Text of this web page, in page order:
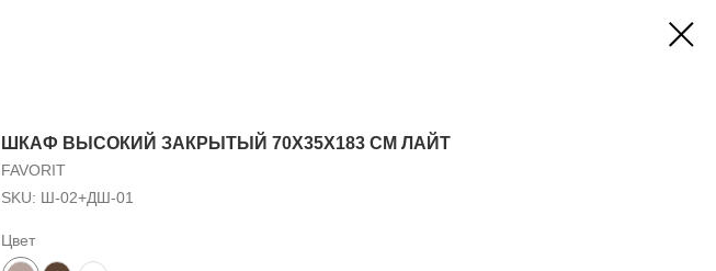
ШКАФ ВЫСОКИЙ ЗАКРЫТЫЙ 70X35X183 СМ ЛАЙТ
FAVORIT
SKU: Ш-02+ДШ-01
Цвет